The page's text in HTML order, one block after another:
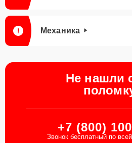
Механика
Не нашли
+7 (800)
Звонок бесплатный по